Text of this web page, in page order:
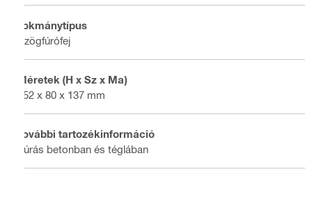
Tokmánytípus
Szögfúrófej
Méretek (H x Sz x Ma)
152 x 80 x 137 mm
További tartozékinformáció
Fúrás betonban és téglában